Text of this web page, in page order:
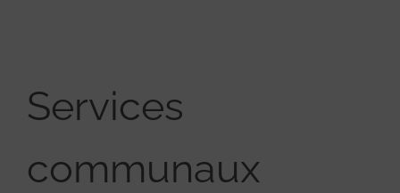
Services
communaux